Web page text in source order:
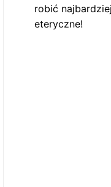
robić
eteryczne!